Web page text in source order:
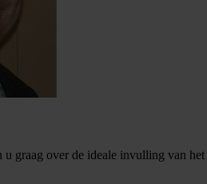
u graag over de ideale invulling van